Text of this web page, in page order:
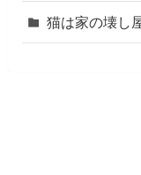
猫は家の壊し